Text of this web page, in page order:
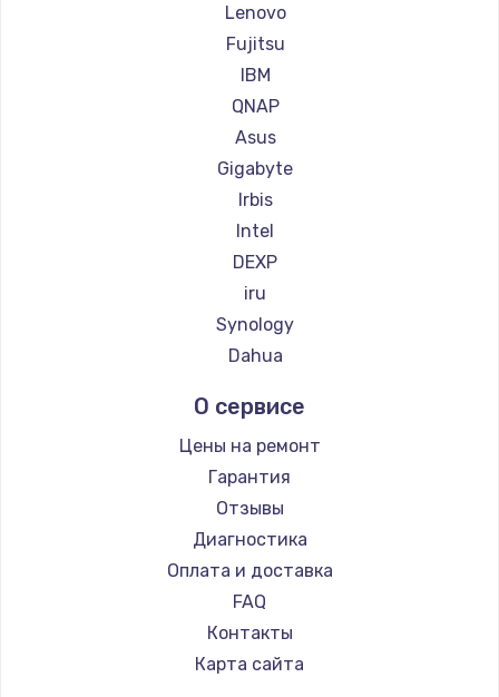
Lenovo
Fujitsu
IBM
QNAP
Asus
Gigabyte
Irbis
Intel
DEXP
iru
Synology
Dahua
О сервисе
Цены на ремонт
Гарантия
Отзывы
Диагностика
Оплата и доставка
FAQ
Контакты
Карта сайта